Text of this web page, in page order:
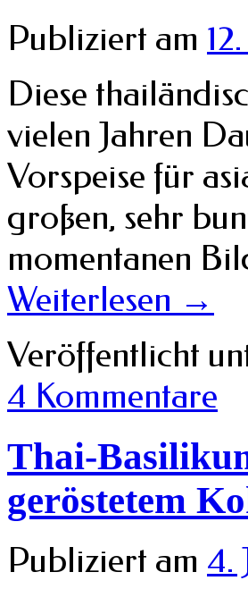
Publiziert am
Diese
vielen Jahren
Vorspeise für
großen, sehr
momentanen
Weiterlesen →
Veröffentlicht
4 Kommentare
Thai-
geröstetem
Publiziert am 4.